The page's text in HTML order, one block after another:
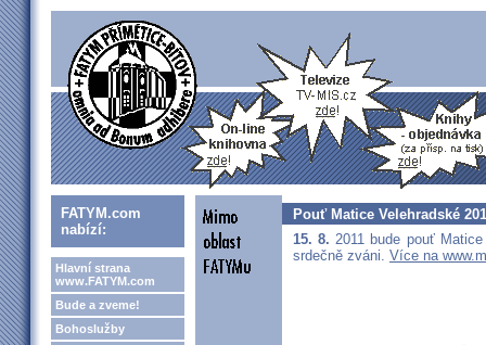
FATYM.com
nabízí:
Hlavní strana
www.FATYM.com
Bude a zveme!
Bohoslužby
Pouť Matice Velehradské
15. 8. 2011 bude pouť
srdečně zváni. Více na